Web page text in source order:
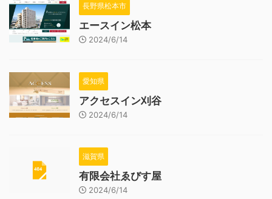
長野県松本市
エースイン松本
2024/6/14
愛知県
アクセスイン刈谷
2024/6/14
滋賀県
有限会社ゑびす屋
2024/6/14